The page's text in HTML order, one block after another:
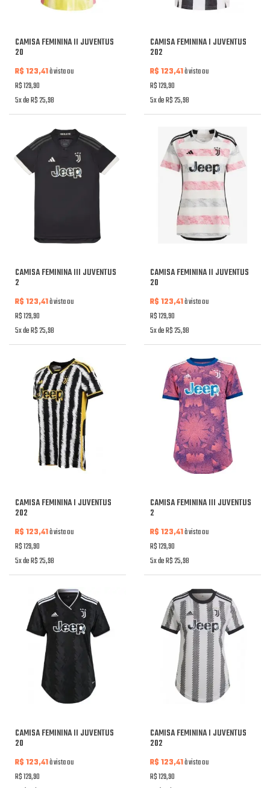
CAMISA FEMININA II JUVENTUS
20
R$ 123,41à vista ou
R$ 129,90
5x de R$ 25,98
CAMISA FEMININA I JUVENTUS
202
R$ 123,41à vista ou
R$ 129,90
5x de R$ 25,98
CAMISA FEMININA III JUVENTUS
2
R$ 123,41à vista ou
R$ 129,90
5x de R$ 25,98
CAMISA FEMININA II JUVENTUS
20
R$ 123,41à vista ou
R$ 129,90
5x de R$ 25,98
CAMISA FEMININA I JUVENTUS
202
R$ 123,41à vista ou
R$ 129,90
5x de R$ 25,98
CAMISA FEMININA III JUVENTUS
2
R$ 123,41à vista ou
R$ 129,90
5x de R$ 25,98
CAMISA FEMININA II JUVENTUS
20
R$ 123,41à vista ou
R$ 129,90
CAMISA FEMININA I JUVENTUS
202
R$ 123,41à vista ou
R$ 129,90